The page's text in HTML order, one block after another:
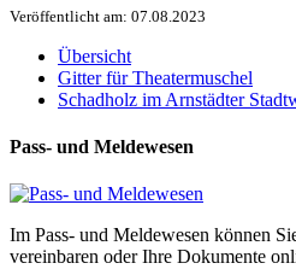
Veröffentlicht am: 07.08.2023
Übersicht
Gitter für Theatermuschel
Schadholz im Arnstädter
Pass- und Meldewesen
Im Pass- und Meldewesen können
vereinbaren oder Ihre Dokumente